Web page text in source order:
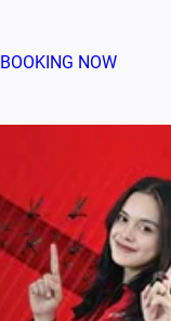
BOOKING NOW